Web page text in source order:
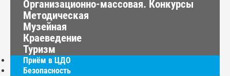
Организационно-массовая. Конкурсы
Методическая
Музейная
Краеведение
Туризм
Приём в ЦДО
Безопасность